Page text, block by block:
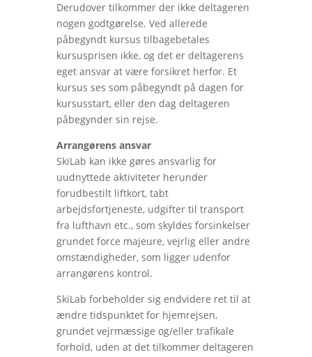
Derudover tilkommer der ikke deltageren
nogen godtgørelse. Ved allerede
påbegyndt kursus tilbagebetales
kursusprisen ikke, og det er deltagerens
eget ansvar at være forsikret herfor. Et
kursus ses som påbegyndt på dagen for
kursusstart, eller den dag deltageren
påbegynder sin rejse.
Arrangørens ansvar
SkiLab kan ikke gøres ansvarlig for
uudnyttede aktiviteter herunder
forudbestilt liftkort, tabt
arbejdsfortjeneste, udgifter til transport
fra lufthavn etc., som skyldes forsinkelser
grundet force majeure, vejrlig eller andre
omstændigheder, som ligger udenfor
arrangørens kontrol.
SkiLab forbeholder sig endvidere ret til at
ændre tidspunktet for hjemrejsen,
grundet vejrmæssige og/eller trafikale
forhold, uden at det tilkommer deltageren